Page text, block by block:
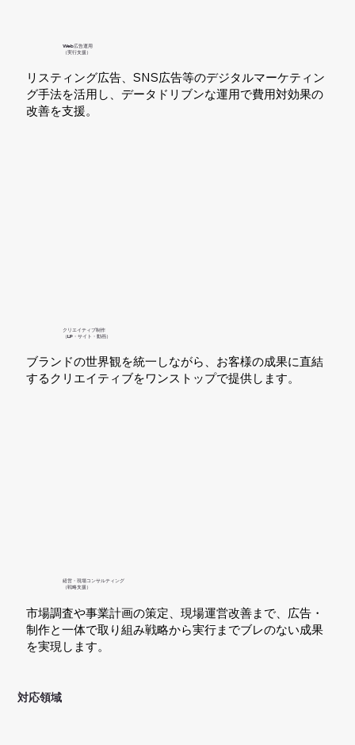
Web広告運用
（実行支援）
リスティング広告、SNS広告等のデジタルマーケティン
グ手法を活用し、データドリブンな運用で費用対効果の
改善を支援。
クリエイティブ制作
​（LP・サイト・動画）
​ブランドの世界観を統一しながら、お客様の成果に直結
するクリエイティブをワンストップで提供します。
経営・現場コンサルティング
​（戦略支援）
市場調査や事業計画の策定、現場運営改善まで、広告・
制作と一体で取り組み戦略から実行までブレのない成果
を実現します。
対応領域